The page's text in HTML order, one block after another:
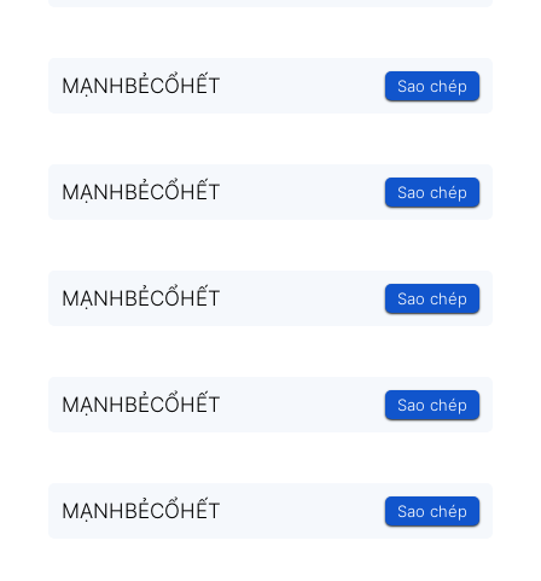
MẠNHBẺCỔHẾT Sao chép
MẠNHBẺCỔHẾT Sao chép
MẠNHBẺCỔHẾT Sao chép
MẠNHBẺCỔHẾT Sao chép
MẠNHBẺCỔHẾT Sao chép